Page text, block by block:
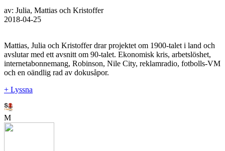
av: Julia, Mattias och Kristoffer
2018-04-25
Mattias, Julia och Kristoffer drar projektet om 1900-talet i land och
avslutar med ett avsnitt om 90-talet. Ekonomisk kris, arbetslöshet,
internetabonnemang, Robinson, Nile City, reklamradio, fotbolls-VM
och en oändlig rad av dokusåpor.
+ Lyssna
M